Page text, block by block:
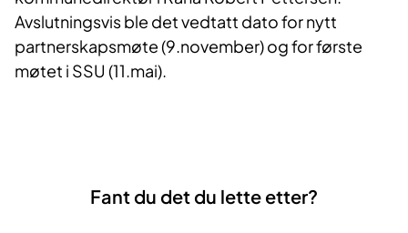
Avslutningsvis ble det vedtatt dato for nytt
partnerskapsmøte (9.november) og for første
møtet i SSU (11.mai).
Fant du det du lette etter?